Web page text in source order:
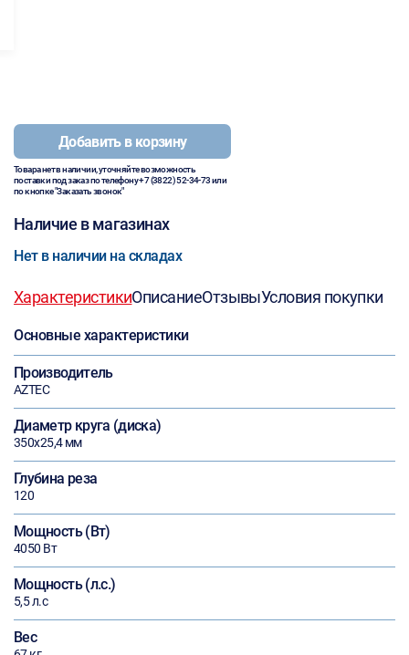
Добавить в корзину
Товара нет в наличии, уточняйте возможность
поставки под заказ по телефону+7 (3822) 52-34-73или
по кнопке "Заказать звонок"
Наличие в магазинах
Нет в наличии на складах
ХарактеристикиОписаниеОтзывыУсловия покупки
Основные характеристики
Производитель
AZTEC
Диаметр круга (диска)
350х25,4 мм
Глубина реза
120
Мощность (Вт)
4050 Вт
Мощность (л.с.)
5,5 л.с
Вес